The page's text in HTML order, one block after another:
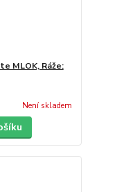
MLOK, Ráže:
Není skladem